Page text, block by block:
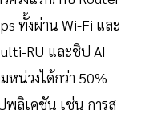
ทั้งผ่าน Wi-Fi และ
RU และชิป AI
น่วงได้กว่า 50%
พลิเคชัน เช่น การส